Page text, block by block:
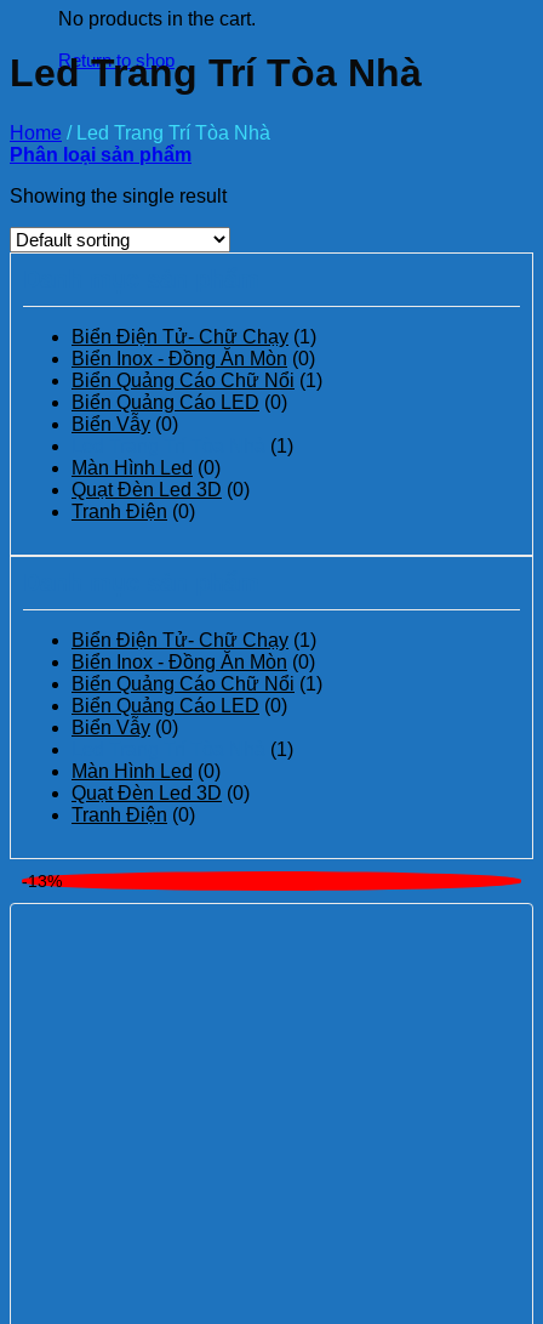
No products in the cart.
Return to shop
Led Trang Trí Tòa Nhà
Home /Led Trang Trí Tòa Nhà
Phân loại sản phẩm
Showing the single result
Biển Điện Tử- Chữ Chạy (1)
Biển Inox - Đồng Ăn Mòn (0)
Biển Quảng Cáo Chữ Nổi (1)
Biển Quảng Cáo LED (0)
Biển Vẫy (0)
(1)
Màn Hình Led (0)
Quạt Đèn Led 3D (0)
Tranh Điện (0)
Biển Điện Tử- Chữ Chạy (1)
Biển Inox - Đồng Ăn Mòn (0)
Biển Quảng Cáo Chữ Nổi (1)
Biển Quảng Cáo LED (0)
Biển Vẫy (0)
(1)
Màn Hình Led (0)
Quạt Đèn Led 3D (0)
Tranh Điện (0)
-13%